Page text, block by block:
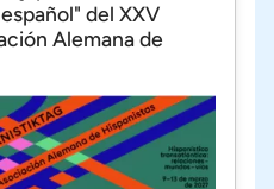
del XXV
Alemana de